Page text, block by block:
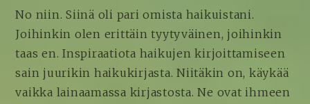
No niin. Siinä oli pari omista haikuistani.
Joihinkin olen erittäin tyytyväinen, joihinkin
taas en. Inspiraatiota haikujen kirjoittamiseen
sain juurikin haikukirjasta. Niitäkin on, käykää
vaikka lainaamassa kirjastosta. Ne ovat ihmeen